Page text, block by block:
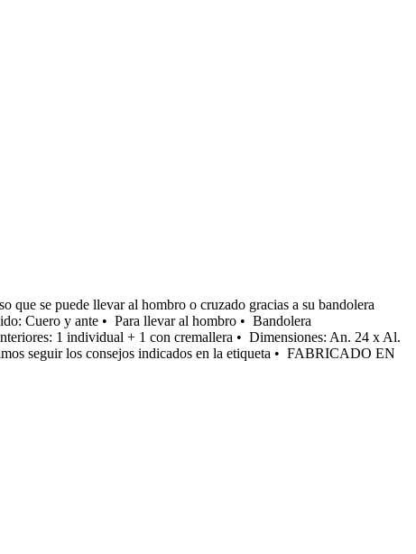
se puede llevar al hombro o cruzado gracias a su bandolera
Cuero y ante • Para llevar al hombro • Bandolera
1 individual + 1 con cremallera • Dimensiones: An. 24 x Al.
seguir los consejos indicados en la etiqueta • FABRICADO EN